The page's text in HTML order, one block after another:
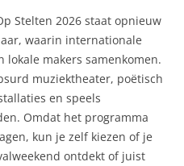
Stelten 2026 staat opnieuw
waarin internationale
lokale makers samenkomen.
muziektheater, poëtisch
en speels
Omdat het programma
kun je zelf kiezen of je
ontdekt of juist